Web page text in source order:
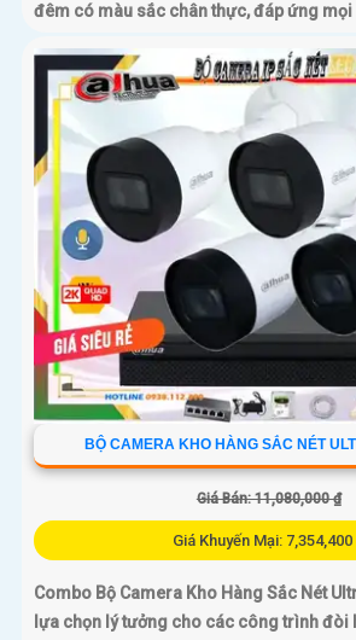
đêm có màu sắc chân thực, đáp ứng mọi
BỘ CAMERA KHO HÀNG SẮC NÉT
Giá Bán: 11,080,000 ₫
Giá Khuyến Mại: 7,354,400
Combo Bộ Camera Kho Hàng Sắc Nét
lựa chọn lý tưởng cho các công trình đòi